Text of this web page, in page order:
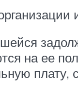
на ее
плату,